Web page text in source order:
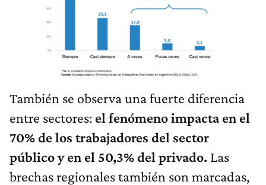
También se observa una fuerte diferencia
entre sectores: el fenómeno impacta en el
70% de los trabajadores del sector
público y en el 50,3% del privado. Las
brechas regionales también son marcadas,